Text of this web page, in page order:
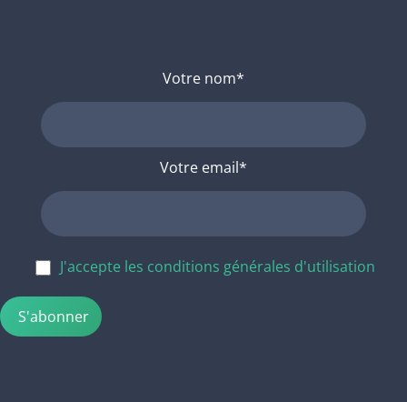
Votre nom*
Votre email*
J'accepte les conditions générales d'utilisation